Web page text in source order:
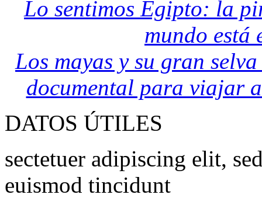
Lo sentimos Egipto: la
mundo está
Los mayas y su gran
documental para viajar
DATOS ÚTILES
sectetuer adipiscing elit,
euismod tincidunt